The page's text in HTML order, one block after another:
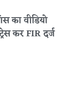
का वीडियो
कर FIR दर्ज